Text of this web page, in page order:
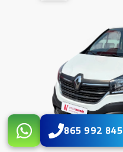
865 992 845